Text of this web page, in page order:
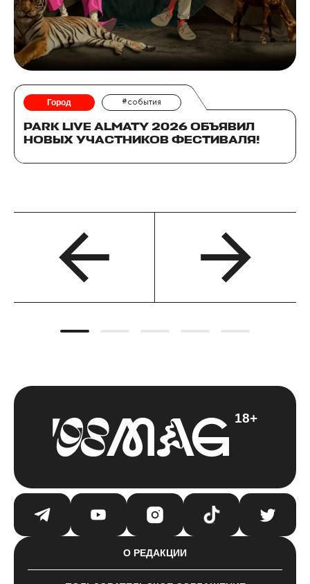
Город #события
PARK LIVE ALMATY 2026 ОБЪЯВИЛ
НОВЫХ УЧАСТНИКОВ ФЕСТИВАЛЯ!
18+
О РЕДАКЦИИ